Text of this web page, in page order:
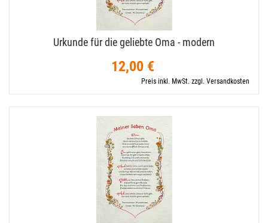
Urkunde für die geliebte Oma - modern
12,00 €
Preis inkl. MwSt. zzgl. Versandkosten